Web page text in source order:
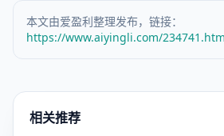
本文由爱盈利整理发布，链接：
https://www.aiyingli.com/
相关推荐